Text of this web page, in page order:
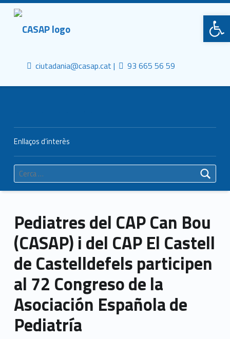
Obre la barra d'eines
ciutadania@casap.cat |
93 665 56 59
Header info sidebar
Enllaços d’interès
Cerca:
Pediatres del CAP Can Bou
(CASAP) i del CAP El Castell
de Castelldefels participen
al 72 Congreso de la
Asociación Española de
Pediatría